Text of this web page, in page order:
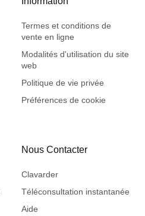
Termes et conditions de
vente en ligne
Modalités d'utilisation du site
web
Politique de vie privée
Préférences de cookie
Nous Contacter
Clavarder
Téléconsultation instantanée
Aide